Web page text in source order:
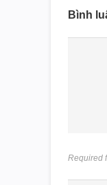
Bình
Required